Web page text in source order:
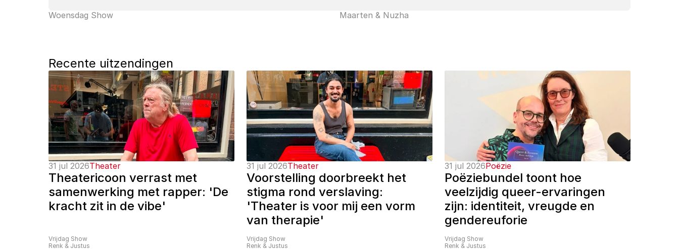
Woensdag Show Maarten & Nuzha
Recente uitzendingen
31 jul 2026Theater
Theatericoon verrast met
samenwerking met rapper: 'De
kracht zit in de vibe'
Vrijdag Show
Renk & Justus
31 jul 2026Theater
Voorstelling doorbreekt het
stigma rond verslaving:
'Theater is voor mij een vorm
van therapie'
Vrijdag Show
Renk & Justus
31 jul 2026Poëzie
Poëziebundel toont hoe
veelzijdig queer-ervaringen
zijn: identiteit, vreugde en
gendereuforie
Vrijdag Show
Renk & Justus